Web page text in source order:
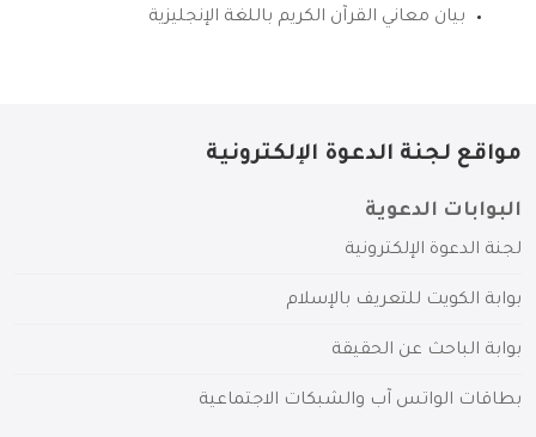
بيان معاني القرآن الكريم باللغة الإنجليزية
مواقع لجنة الدعوة الإلكترونية
البوابات الدعوية
لجنة الدعوة الإلكترونية
بوابة الكويت للتعريف بالإسلام
بوابة الباحث عن الحقيقة
بطاقات الواتس آب والشبكات الاجتماعية